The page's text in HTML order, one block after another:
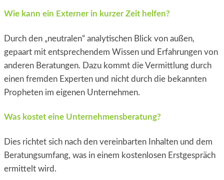
Wie kann ein Externer in kurzer Zeit helfen?
Durch den „neutralen“ analytischen Blick von außen,
gepaart mit entsprechendem Wissen und Erfahrungen von
anderen Beratungen. Dazu kommt die Vermittlung durch
einen fremden Experten und nicht durch die bekannten
Propheten im eigenen Unternehmen.
Was kostet eine Unternehmensberatung?
Dies richtet sich nach den vereinbarten Inhalten und dem
Beratungsumfang, was in einem kostenlosen Erstgespräch
ermittelt wird.